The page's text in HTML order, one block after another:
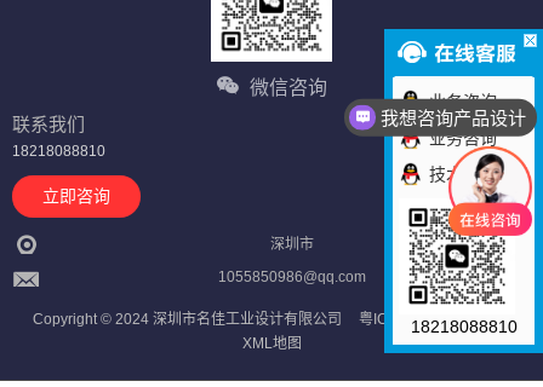
微信咨询
联系我们
18218088810
立即咨询
深圳市
1055850986@qq.com
Copyright © 2024 深圳市名佳工业设计有限公司
粤ICP备2023121709号
XML地图
业务咨询
业务咨询
技术咨询
18218088810
我想咨询产品设计